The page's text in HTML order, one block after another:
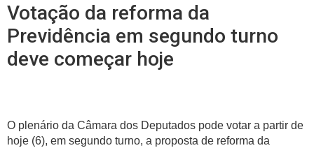
Votação da reforma da
Previdência em segundo turno
deve começar hoje
O plenário da Câmara dos Deputados pode votar a partir de
hoje (6), em segundo turno, a proposta de reforma da